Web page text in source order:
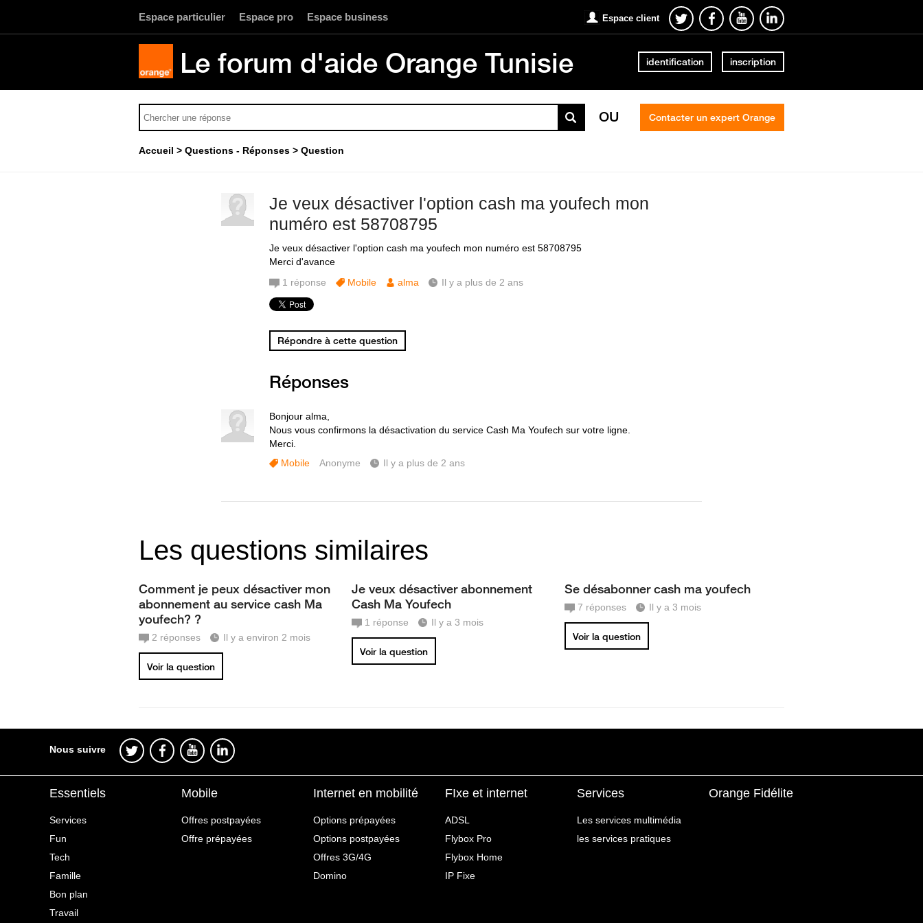
Espace particulier Espace pro Espace business Espace client
Le forum d'aide Orange Tunisie identification inscription
OU Contacter un expert Orange
Accueil Questions - Réponses Question
Je veux désactiver l'option cash ma youfech mon
numéro est 58708795
Je veux désactiver l'option cash ma youfech mon numéro est 58708795
Merci d'avance
1 réponse Mobile alma Il y a plus de 2 ans
Répondre à cette question
Réponses
Bonjour alma,
Nous vous confirmons la désactivation du service Cash Ma Youfech sur votre ligne.
Merci.
Mobile
Anonyme Il y a plus de 2 ans
Les questions similaires
Comment je peux désactiver mon
abonnement au service cash Ma
youfech? ?
2 réponses Il y a environ 2 mois
Voir la question
Je veux désactiver abonnement
Cash Ma Youfech
1 réponse Il y a 3 mois
Voir la question
Se désabonner cash ma youfech
7 réponses Il y a 3 mois
Voir la question
Nous suivre
Essentiels
Services
Fun
Tech
Famille
Bon plan
Travail
Mobile
Offres postpayées
Offre prépayées
Internet en mobilité
Options prépayées
Options postpayées
Offres 3G/4G
Domino
FIxe et internet
ADSL
Flybox Pro
Flybox Home
IP Fixe
Services
Les services multimédia
les services pratiques
Orange Fidélite